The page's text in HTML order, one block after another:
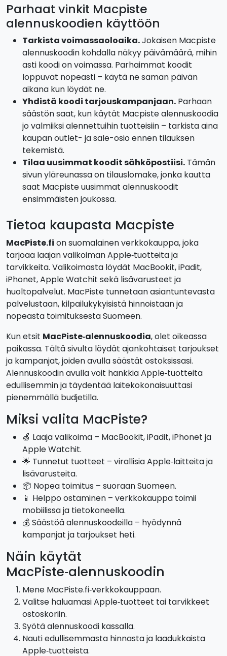
Parhaat vinkit Macpiste
alennuskoodien käyttöön
Tarkista voimassaoloaika.Jokaisen Macpiste
alennuskoodin kohdalla näkyy päivämäärä, mihin
asti koodi on voimassa. Parhaimmat koodit
loppuvat nopeasti – käytä ne saman päivän
aikana kun löydät ne.
Yhdistä koodi tarjouskampanjaan. Parhaan
säästön saat, kun käytät Macpiste alennuskoodia
jo valmiiksi alennettuihin tuotteisiin – tarkista aina
kaupan outlet- ja sale-osio ennen tilauksen
tekemistä.
Tilaa uusimmat koodit sähköpostiisi. Tämän
sivun yläreunassa on tilauslomake, jonka kautta
saat Macpiste uusimmat alennuskoodit
ensimmäisten joukossa.
Tietoa kaupasta Macpiste
MacPiste.fi on suomalainen verkkokauppa, joka
tarjoaa laajan valikoiman Apple‑tuotteita ja
tarvikkeita. Valikoimasta löydät MacBookit, iPadit,
iPhonet, Apple Watchit sekä lisävarusteet ja
huoltopalvelut. MacPiste tunnetaan asiantuntevasta
palvelustaan, kilpailukykyisistä hinnoistaan ja
nopeasta toimituksesta Suomeen.
Kun etsit MacPiste‑alennuskoodia, olet oikeassa
paikassa. Tältä sivulta löydät ajankohtaiset tarjoukset
ja kampanjat, joiden avulla säästät ostoksissasi.
Alennuskoodin avulla voit hankkia Apple‑tuotteita
edullisemmin ja täydentää laitekokonaisuuttasi
pienemmällä budjetilla.
Miksi valita MacPiste?
🍏 Laaja valikoima – MacBookit, iPadit, iPhonet ja
Apple Watchit.
🌟 Tunnetut tuotteet – virallisia Apple‑laitteita ja
lisävarusteita.
📦 Nopea toimitus – suoraan Suomeen.
📱 Helppo ostaminen – verkkokauppa toimii
mobiilissa ja tietokoneella.
💰 Säästöä alennuskoodeilla – hyödynnä
kampanjat ja tarjoukset heti.
Näin käytät
MacPiste‑alennuskoodin
Mene MacPiste.fi‑verkkokauppaan.
Valitse haluamasi Apple‑tuotteet tai tarvikkeet
ostoskoriin.
Syötä alennuskoodi kassalla.
Nauti edullisemmasta hinnasta ja laadukkaista
Apple‑tuotteista.